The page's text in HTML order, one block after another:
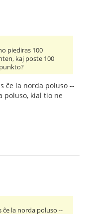
piediras 100
kaj poste 100
ĉe la norda poluso --
poluso, kial tio ne
la norda poluso --